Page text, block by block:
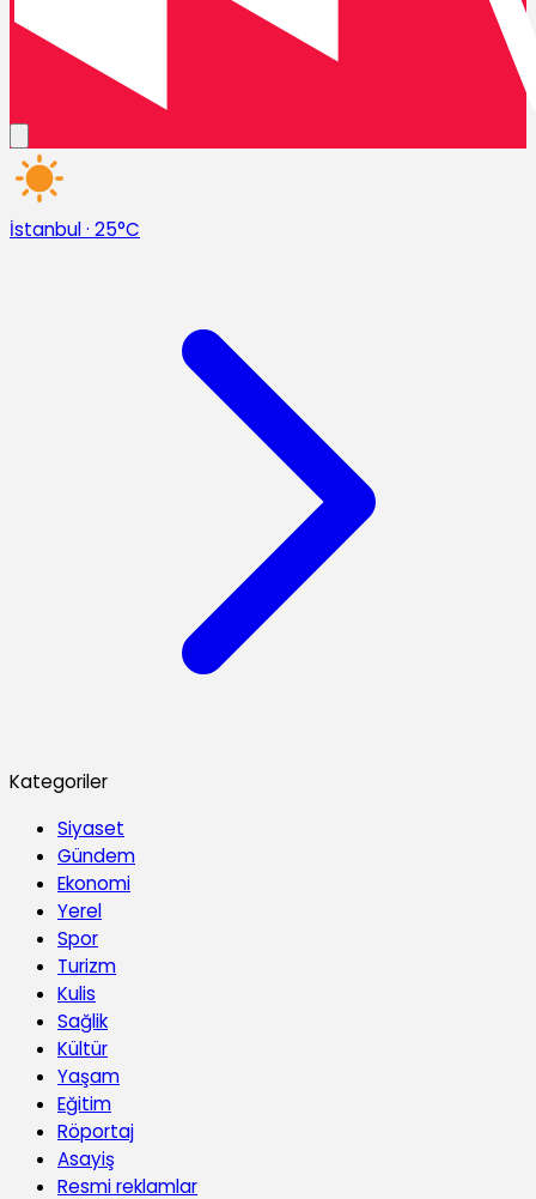
İstanbul· 25°C
Kategoriler
Siyaset
Gündem
Ekonomi
Yerel
Spor
Turizm
Kulis
Sağlik
Kültür
Yaşam
Eğitim
Röportaj
Asayiş
Resmi reklamlar